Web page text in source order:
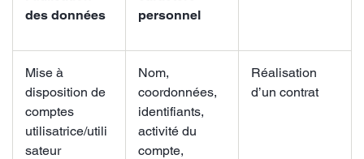
des données
personnel
Mise à
disposition de
comptes
utilisatrice/utili
sateur
Nom,
coordonnées,
identifiants,
activité du
compte,
Réalisation
d’un contrat